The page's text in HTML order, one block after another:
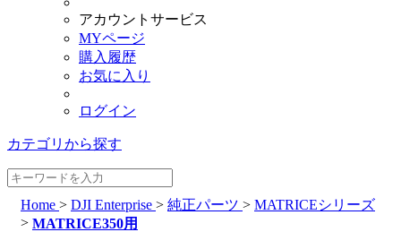
アカウントサービス
MYページ
購入履歴
お気に入り
ログイン
カテゴリから探す
Home > DJI Enterprise > 純正パーツ > MATRICEシリーズ
> MATRICE350用